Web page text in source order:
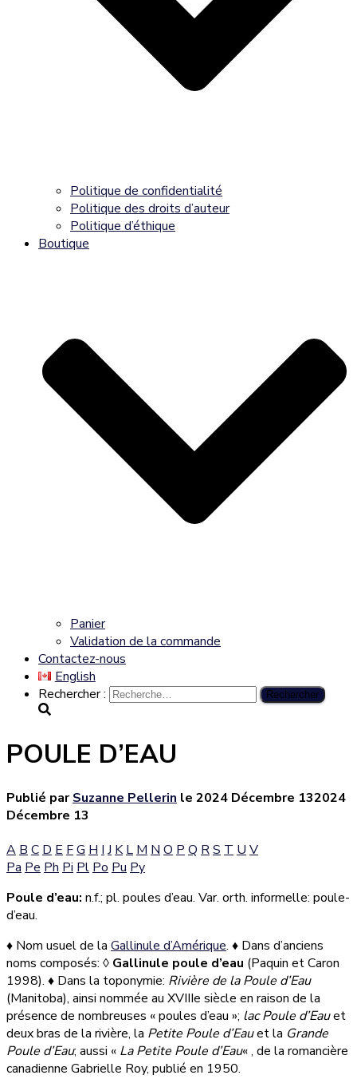
Politique de confidentialité
Politique des droits d’auteur
Politique d’éthique
Boutique
Panier
Validation de la commande
Contactez-nous
English
Rechercher :
POULE D’EAU
Publié parSuzanne Pellerin le 2024 Décembre 132024
Décembre 13
A B C D E FG H I J K L M N O P Q RS T U V
Pa Pe Ph Pi Pl Po Pu Py
Poule d’eau: n.f.; pl. poules d’eau. Var. orth. informelle: poule-
d’eau.
♦ Nom usuel de la Gallinule d’Amérique. ♦ Dans d’anciens
noms composés: ◊ Gallinule poule d’eau (Paquin et Caron
1998). ♦ Dans la toponymie: Rivière de la Poule d’Eau
(Manitoba), ainsi nommée au XVIIIe siècle en raison de la
présence de nombreuses «poules d’eau »; lac Poule d’Eauet
deux bras de la rivière, la Petite Poule d’Eauet la Grande
Poule d’Eau; aussi « La Petite Poule d’Eau« , de la romancière
canadienne Gabrielle Roy, publié en 1950.